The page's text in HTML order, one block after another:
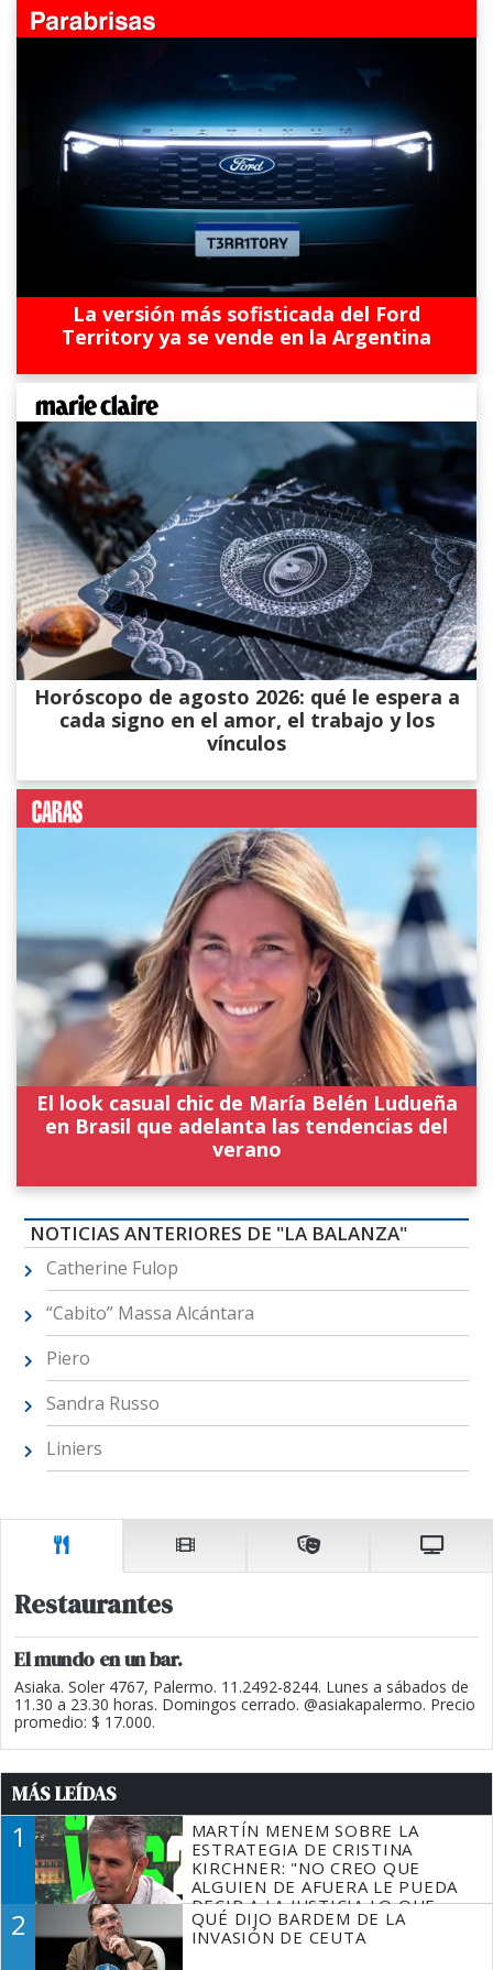
La versión más sofisticada del Ford
Territory ya se vende en la Argentina
Horóscopo de agosto 2026: qué le espera a
cada signo en el amor, el trabajo y los
vínculos
El look casual chic de María Belén Ludueña
en Brasil que adelanta las tendencias del
verano
NOTICIAS ANTERIORES DE "LA BALANZA"
Catherine Fulop
“Cabito” Massa Alcántara
Piero
Sandra Russo
Liniers
Restaurantes
El mundo en un bar.
Asiaka. Soler 4767, Palermo. 11.2492-8244. Lunes a sábados de
11.30 a 23.30 horas. Domingos cerrado. @asiakapalermo. Precio
promedio: $ 17.000.
MÁS LEÍDAS
1
MARTÍN MENEM SOBRE LA
ESTRATEGIA DE CRISTINA
KIRCHNER: "NO CREO QUE
ALGUIEN DE AFUERA LE PUEDA
DECIR A LA JUSTICIA LO QUE
TIENE QUE HACER"
2
QUÉ DIJO BARDEM DE LA
INVASIÓN DE CEUTA